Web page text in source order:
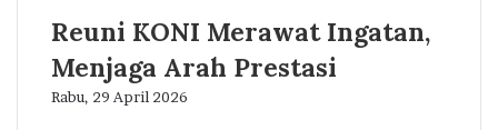
Reuni KONI Merawat Ingatan,
Menjaga Arah Prestasi
Rabu, 29 April 2026